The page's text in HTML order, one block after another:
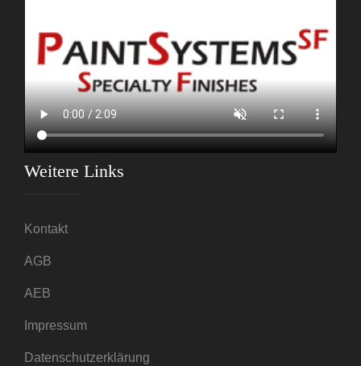
Weitere Links
Kontakt
AGB
AEB
Impressum
Datenschutzerklärung